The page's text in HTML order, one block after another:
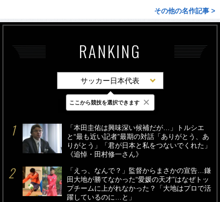
その他の名作記事 >
RANKING
サッカー日本代表
最新 24時間 週間
「本田圭佑は興味深い候補だが…」トルシエ
と“最も近い記者”最期の対話「ありがとう、あ
りがとう」「君が日本と私をつないでくれた」
《追悼・田村修一さん》
「えっ、なんで？」監督からまさかの宣告…鎌
田大地が勝てなかった“愛媛の天才”はなぜトッ
プチームに上がれなかった？「大地はプロで活
躍しているのに…と」
ここから競技を選択できます ×